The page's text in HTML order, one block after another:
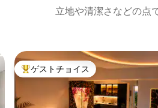
立地や清潔さなどの点
大好評のゲストチョイスです。
ゲストチョイス